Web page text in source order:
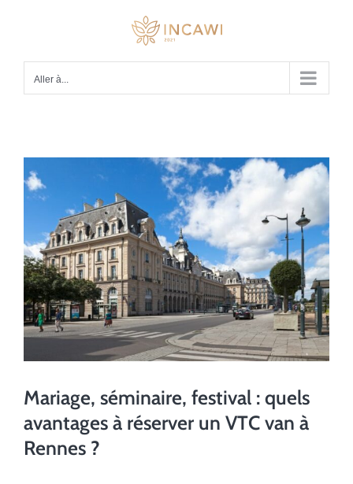
Aller à...
Mariage, séminaire, festival : quels
avantages à réserver un VTC van à
Rennes ?